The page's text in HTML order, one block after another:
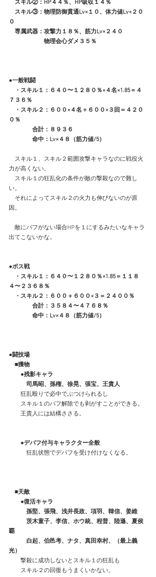
スキル②：HP４４％、HP吸収１４％
スキル③：物理防御貫通Lv×１０、体力値Lv×２０
０
専属武器：攻撃力１８％、筋力Lv×２４０
物理会心ダメ３５％
●一般戦闘
・スキル１：６４０〜１２８０％×４名×1.85＝４
７３６％
・スキル２：６００×４名＋６００×３回＝４２０
０％
合計：８９３６
命中：Lv×４８（筋力値/5）
スキル１、スキル２範囲攻撃キャラなのに戦役火
力が高くない。
スキル１の狂乱化の条件が敵の撃殺なので難し
い。
それによってスキル２の火力も伸びないのが原
因。
敵にバフがない場合HPを１にするみたいなキャラ
出てこないかな。
●ボス戦
・スキル１：６４０〜１２８０％×1.85＝１１８
４〜２３６８％
・スキル２：６００＋６００×３＝２４００％
合計：３５８４〜４７６８％
命中：Lv×４８（筋力値/5）
●闘技場
■獲物
●残影キャラ
司馬昭、孫権、徐晃、張宝、王貴人
狂乱殴りで必中でぶつけられるし
スキル１のバフ解除でも剥がすことができる。
王貴人には結構ささる。
●デバフ付与キャラクター全般
狂乱状態でデバフを受け付けなくなる。
■天敵
●復活キャラ
孫堅、張飛、浅井長政、項羽、韓信、姜維
茨木童子、李信、ホウ統、程普、陸遜、夏侯
覇
白起、伯邑考、ナタ、真田幸村、（最上義
光）
撃殺に成功しないとスキル１の狂乱も
スキル２の回復もうまくいかない。